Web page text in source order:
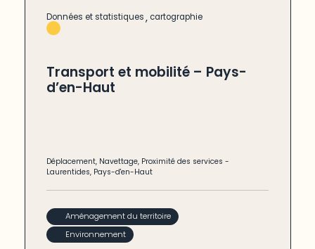
Données et statistiques, cartographie
Transport et mobilité – Pays-
d’en-Haut
Déplacement, Navettage, Proximité des services -
Laurentides, Pays-d'en-Haut
Aménagement du territoire
Environnement